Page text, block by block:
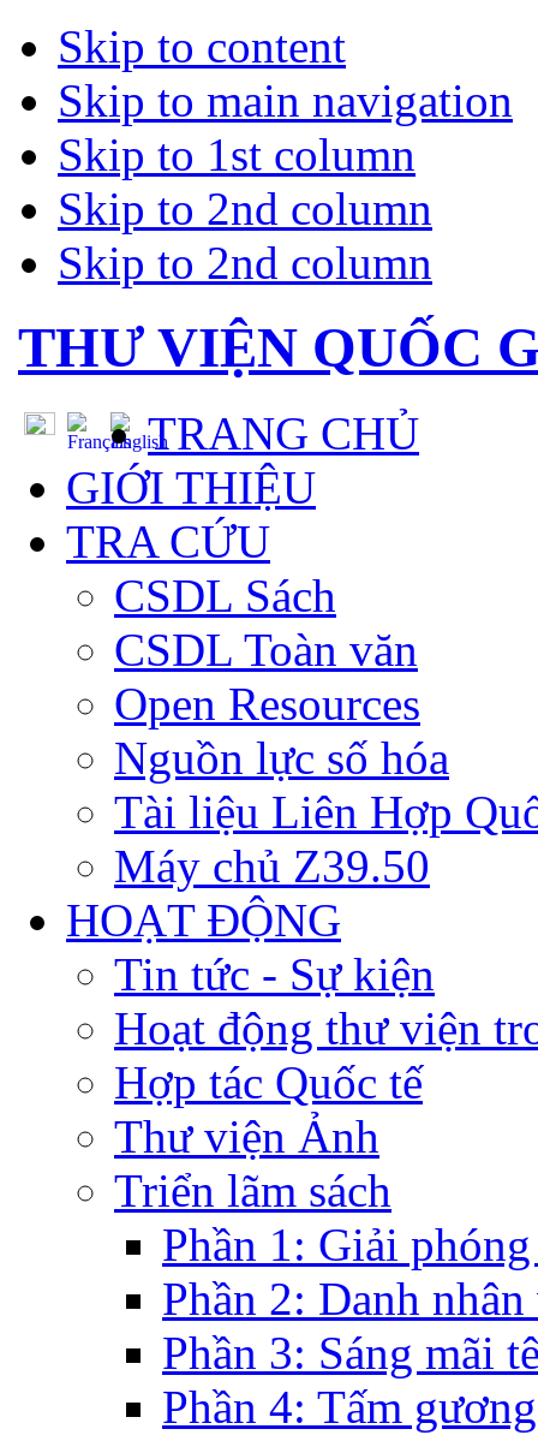
Skip to content
Skip to main navigation
Skip to 1st column
Skip to 2nd column
Skip to 2nd column
THƯ VIỆN QUỐC
TRANG CHỦ
GIỚI THIỆU
TRA CỨU
CSDL Sách
CSDL Toàn văn
Open Resources
Nguồn lực số hóa
Tài liệu Liên Hợp
Máy chủ Z39.50
HOẠT ĐỘNG
Tin tức - Sự kiện
Hoạt động thư viện
Hợp tác Quốc tế
Thư viện Ảnh
Triển lãm sách
Phần 1: Giải
Phần 2: Danh nhân
Phần 3: Sáng mãi
Phần 4: Tấm